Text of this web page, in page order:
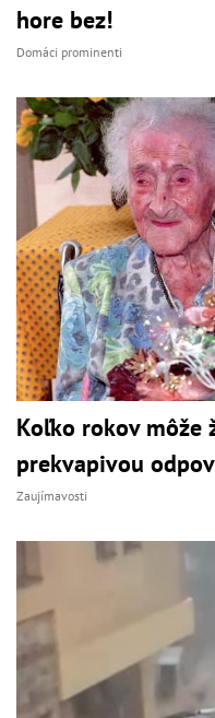
hore bez!
Domáci prominenti
Koľko rokov môže
prekvapivou
Zaujímavosti